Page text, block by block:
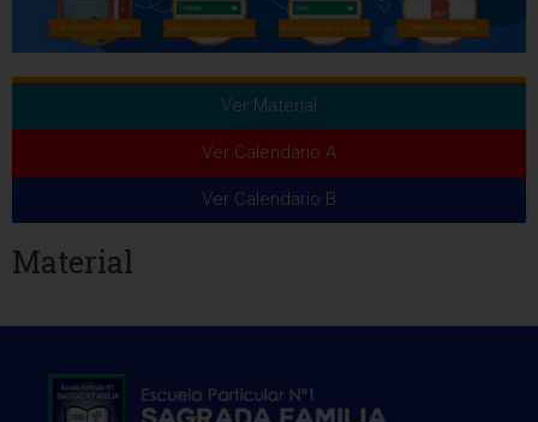
Ver Material
Ver Calendario A
Ver Calendario B
Material